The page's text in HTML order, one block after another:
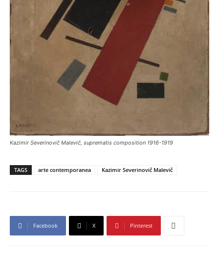
Kazimir Severinovič Malevič, suprematis composition 1916-1919
TAGS arte contemporanea Kazimir Severinovič Malevič
Facebook X Pinterest